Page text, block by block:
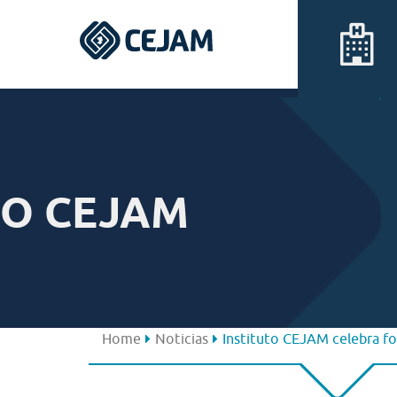
O CEJAM
Home Noticias Instituto CEJAM celebra